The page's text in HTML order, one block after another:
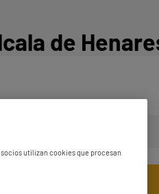
de
utilizan cookies que procesan